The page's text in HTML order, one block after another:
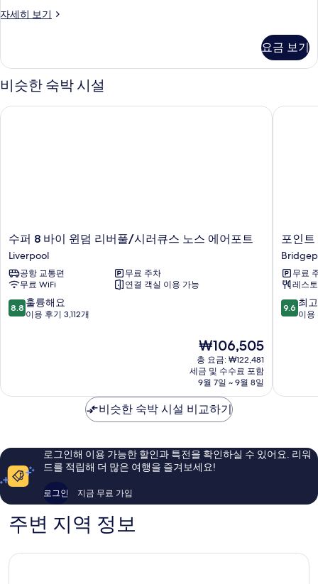
자세히 보기
객
히
보
기
요금 보기
비슷한 숙박 시설
수
퍼
8
바
이
윈
덤
포
트
Liverpool
수퍼 8 바이 윈덤 리버풀/시러큐스 노스 에어포트
Liverpool
공항 교통편
무료 주차
무료 WiFi
연결 객실 이용 가능
10
점
후
기
개
8.8 훌륭해요
이용 후기 3,112개
현
재
요
금
₩106,505
₩106,505
총 요금: ₩122,481
세금 및 수수료 포함
9월 7일 ~ 9월 8일
수퍼 8 바이 윈덤 리버풀/시러큐스 노스 에어포트
포
인
트
플
레
이
스
포인
무료
레스
10
점
용
개
9.6 최
이용
포인트
비슷한 숙박 시설 비교하기
로그인해 이용 가능한 할인과 특전을 확인하실 수 있어요. 리워
드를 적립해 더 많은 여행을 즐겨보세요!
로그인 지금 무료 가입
주변 지역 정보